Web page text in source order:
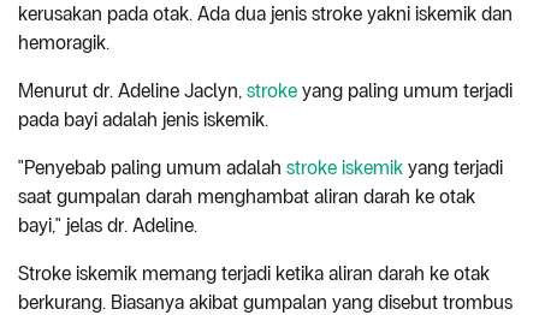
kerusakan pada otak. Ada dua jenis stroke yakni iskemik dan
hemoragik.
Menurut dr. Adeline Jaclyn, stroke yang paling umum terjadi
pada bayi adalah jenis iskemik.
"Penyebab paling umum adalah stroke iskemik yang terjadi
saat gumpalan darah menghambat aliran darah ke otak
bayi," jelas dr. Adeline.
Stroke iskemik memang terjadi ketika aliran darah ke otak
berkurang. Biasanya akibat gumpalan yang disebut trombus